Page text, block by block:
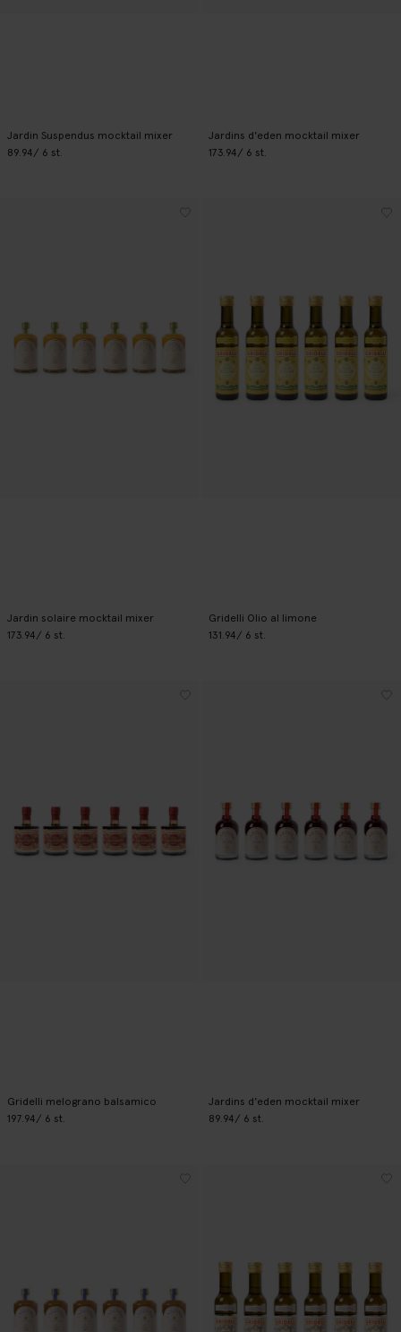
Jardin Suspendus mocktail mixer
89.94 / 6 st.
Jardins d'eden mocktail mixer
173.94 / 6 st.
Jardin solaire mocktail mixer
173.94/ 6 st.
Gridelli Olio al limone
131.94/ 6 st.
Gridelli melograno balsamico
197.94/ 6 st.
Jardins d'eden mocktail mixer
89.94/ 6 st.